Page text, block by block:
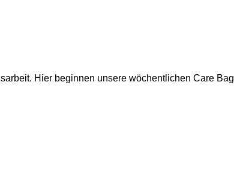
Hier beginnen unsere wöchentlichen Care